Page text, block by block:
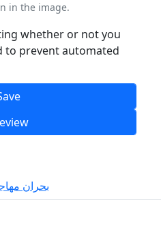
in the image.
whether or not you
to prevent automated
بحران